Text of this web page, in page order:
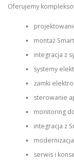
Oferujemy
montaż
integracja z
systemy
zamki
sterowanie
monitoring
integracja z
serwis i